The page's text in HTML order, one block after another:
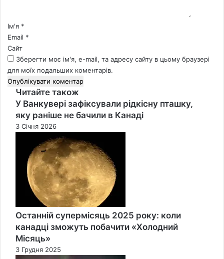
*Ім'я *
Email *
Сайт
Зберегти моє ім'я, e-mail, та адресу сайту в цьому браузері
для моїх подальших коментарів.
Читайте також
Close
У Ванкувері зафіксували рідкісну пташку,
яку раніше не бачили в Канаді
3 Січня 2026
Останній супермісяць 2025 року: коли
канадці зможуть побачити «Холодний
Місяць»
3 Грудня 2025